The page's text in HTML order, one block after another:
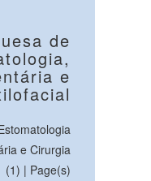
de
e
e Cirurgia
(1) | Page(s)